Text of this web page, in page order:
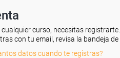
curso, necesitas
con tu email, revisa la bandeja
datos cuando te registras?